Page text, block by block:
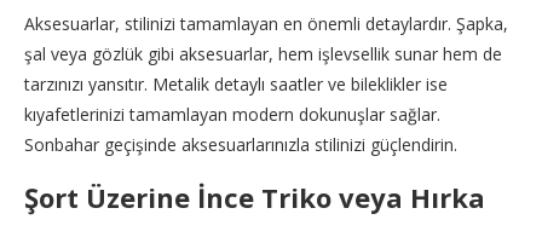
Aksesuarlar, stilinizi tamamlayan en önemli detaylardır. Şapka,
şal veya gözlük gibi aksesuarlar, hem işlevsellik sunar hem de
tarzınızı yansıtır. Metalik detaylı saatler ve bileklikler ise
kıyafetlerinizi tamamlayan modern dokunuşlar sağlar.
Sonbahar geçişinde aksesuarlarınızla stilinizi güçlendirin.
Şort Üzerine İnce Triko veya Hırka